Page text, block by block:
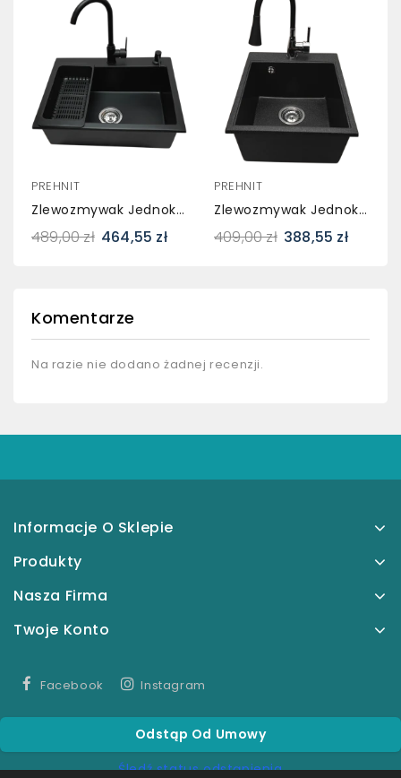
PREHNIT
Zlewozmywak Jednokomorowy ELAN Czarny + Bateria PIRR Czarna
489,00 zł 464,55 zł
PREHNIT
Zlewozmywak Jednokomorowy COBALT Grafit + Bateria LAGUNA
409,00 zł 388,55 zł
Komentarze
Na razie nie dodano żadnej recenzji.
Informacje O Sklepie
Produkty
Nasza Firma
Twoje Konto
Facebook Instagram
Odstąp Od Umowy
Śledź status odstąpienia